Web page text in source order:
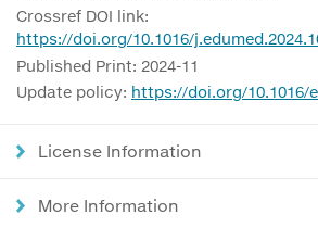
Crossref DOI link:
https://doi.org/10.1016/
Published Print: 2024-11
Update policy: https://doi.org/10.1016/
License Information
More Information